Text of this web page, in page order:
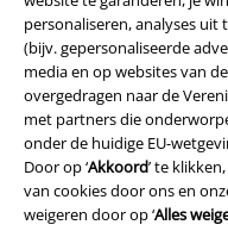
personaliseren, analyses
(bijv. gepersonaliseerde
media en op websites van
overgedragen naar de
met partners die
onder de huidige EU-
Door op ‘Akkoord’ te
van cookies door ons en
weigeren door op ‘Alles
Algemene Voorwaarden
Bedrijfsgegevens
Privacyverklaring
Verklaring van conformiteit